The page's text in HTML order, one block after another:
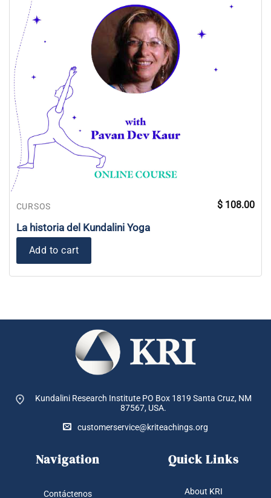
CURSOS
La historia del Kundalini Yoga
$ 108.00
Add to cart
Kundalini Research Institute PO Box 1819 Santa Cruz, NM
87567, USA.
customerservice@kriteachings.org
Navigation
Contáctenos
Quick Links
About KRI